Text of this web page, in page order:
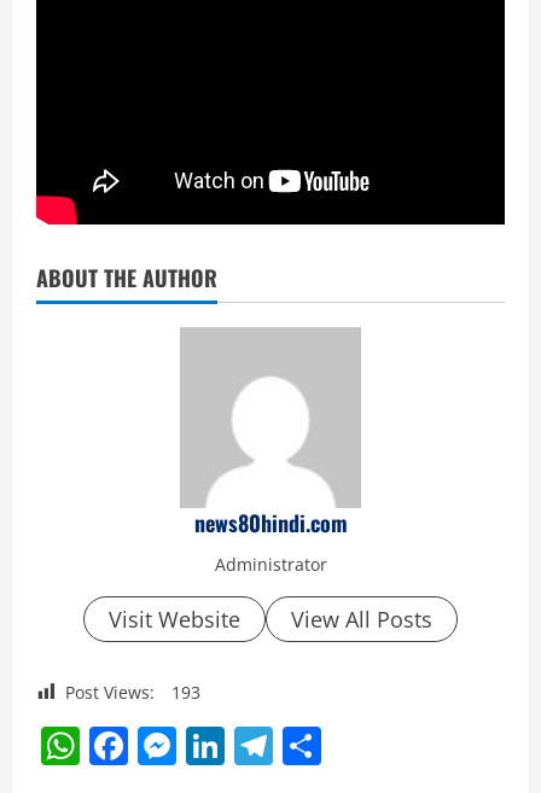
ABOUT THE AUTHOR
news80hindi.com
Administrator
Visit Website View All Posts
Post Views: 193
WhatsApp
Facebook
Messenger
LinkedIn
Telegram